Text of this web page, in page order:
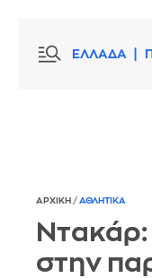
ΕΛΛΑΔΑ
ΑΡΧΙΚΗ / ΑΘΛΗΤΙΚΑ
Ντακάρ:
στην